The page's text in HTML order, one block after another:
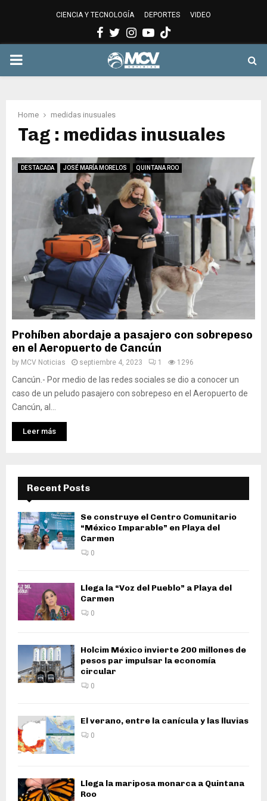
CIENCIA Y TECNOLOGÍA DEPORTES VIDEO
Facebook
Twitter
Instagram
Youtube
PRIMARY
Home medidas inusuales
Tag : medidas inusuales
DESTACADA JOSÉ MARÍA MORELOS QUINTANA ROO
Prohíben abordaje a pasajero con sobrepeso
en el Aeropuerto de Cancún
by MCV Noticias septiembre 4, 2023 1 1296
Cancún.- Por medio de las redes sociales se dio a conocer un
caso de un peludo pasajero con sobrepeso en el Aeropuerto de
Cancún, al...
Leer más
Recent Posts
Se construye el Centro Comunitario
“México Imparable” en Playa del
Carmen
0
Llega la “Voz del Pueblo” a Playa del
Carmen
0
Holcim México invierte 200 millones de
pesos par impulsar la economía
circular
0
El verano, entre la canícula y las lluvias
0
Llega la mariposa monarca a Quintana
Roo